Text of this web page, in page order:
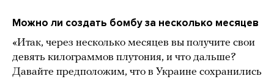
Можно ли создать бомбу за несколько месяцев
«Итак, через несколько месяцев вы получите свои
девять килограммов плутония, и что дальше?
Давайте предположим, что в Украине сохранились